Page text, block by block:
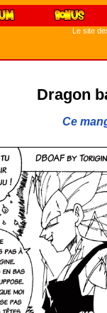
Le site
Dragon
Ce